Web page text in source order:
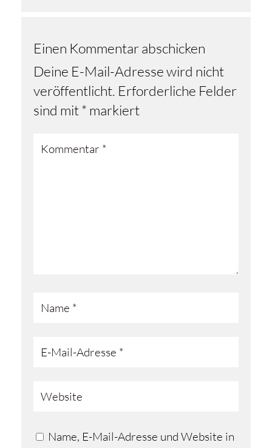
Einen Kommentar abschicken
Deine E-Mail-Adresse wird nicht
veröffentlicht. Erforderliche Felder
sind mit* markiert
Name, E-Mail-Adresse und Website in